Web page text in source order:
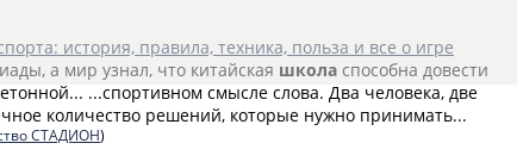
история, правила, техника, польза и все о игре
а мир узнал, что китайская школа способна довести
...спортивном смысле слова. Два человека, две
количество решений, которые нужно принимать...
СТАДИОН)